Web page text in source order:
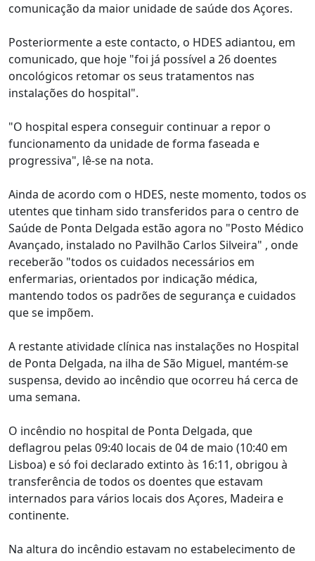
comunicação da maior unidade de saúde dos Açores.
Posteriormente a este contacto, o HDES adiantou, em
comunicado, que hoje "foi já possível a 26 doentes
oncológicos retomar os seus tratamentos nas
instalações do hospital".
"O hospital espera conseguir continuar a repor o
funcionamento da unidade de forma faseada e
progressiva", lê-se na nota.
Ainda de acordo com o HDES, neste momento, todos os
utentes que tinham sido transferidos para o centro de
Saúde de Ponta Delgada estão agora no "Posto Médico
Avançado, instalado no Pavilhão Carlos Silveira" , onde
receberão "todos os cuidados necessários em
enfermarias, orientados por indicação médica,
mantendo todos os padrões de segurança e cuidados
que se impõem.
A restante atividade clínica nas instalações no Hospital
de Ponta Delgada, na ilha de São Miguel, mantém-se
suspensa, devido ao incêndio que ocorreu há cerca de
uma semana.
O incêndio no hospital de Ponta Delgada, que
deflagrou pelas 09:40 locais de 04 de maio (10:40 em
Lisboa) e só foi declarado extinto às 16:11, obrigou à
transferência de todos os doentes que estavam
internados para vários locais dos Açores, Madeira e
continente.
Na altura do incêndio estavam no estabelecimento de